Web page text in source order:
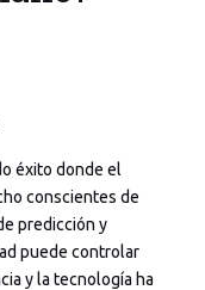
éxito donde el
conscientes de
predicción y
puede controlar
y la tecnología ha